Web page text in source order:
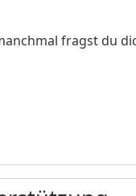
fragst du